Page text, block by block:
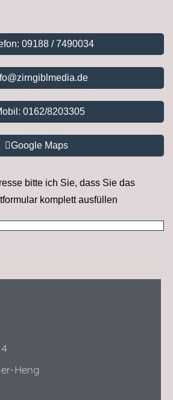
09188 / 7490034
0162/8203305
Google Maps
bitte ich Sie, dass Sie das
komplett ausfüllen
Heng